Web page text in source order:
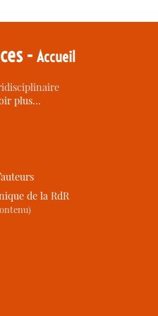
-Accueil
plus…
de la RdR